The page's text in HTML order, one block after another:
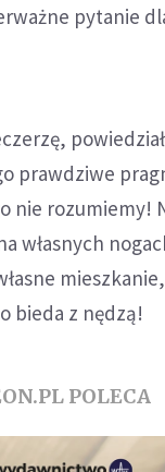
pytanie
prawdziwe
nie rozumiemy!
własnych
bieda z nędzą!
POLECA